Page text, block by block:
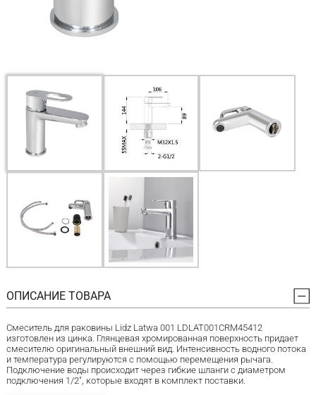
ОПИСАНИЕ ТОВАРА
Смеситель для раковины Lidz Latwa 001 LDLAT001CRM45412
изготовлен из цинка. Глянцевая хромированная поверхность придает
смесителю оригинальный внешний вид. Интенсивность водного потока
и температура регулируются с помощью перемещения рычага.
Подключение воды происходит через гибкие шланги с диаметром
подключения 1/2", которые входят в комплект поставки.